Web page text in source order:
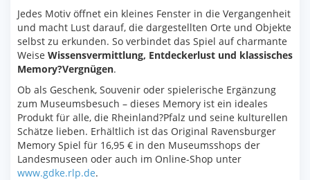
Jedes Motiv öffnet ein kleines Fenster in die Vergangenheit
und macht Lust darauf, die dargestellten Orte und Objekte
selbst zu erkunden. So verbindet das Spiel auf charmante
Weise Wissensvermittlung, Entdeckerlust und klassisches
Memory?Vergnügen.
Ob als Geschenk, Souvenir oder spielerische Ergänzung
zum Museumsbesuch – dieses Memory ist ein ideales
Produkt für alle, die Rheinland?Pfalz und seine kulturellen
Schätze lieben. Erhältlich ist das Original Ravensburger
Memory Spiel für 16,95 € in den Museumsshops der
Landesmuseen oder auch im Online-Shop unter
www.gdke.rlp.de.